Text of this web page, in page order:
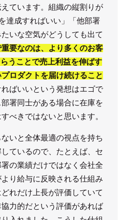
ています。組織の縦割りが
達成すればいい」「他部署
いな空気がどうしても出て
要なのは、より多くのお客
うことで売上利益を伸ばす
ロダクトを届け続けること
ばいいという発想はエゴで
署同士がある場合に在庫を
べきではないと思います。
いと全体最適の視点を持ち
ているので、たとえば、セ
の業績だけではなく会社全
り給与に反映される仕組み
れだけ上長が評価していて
力的だという評価があれば